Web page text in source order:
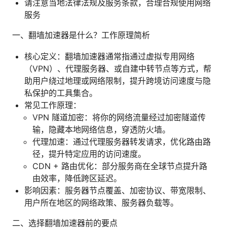
请注意当地法律法规及服务条款，合理合规使用网络
服务
一、翻墙加速器是什么？工作原理简析
核心定义：翻墙加速器通常指通过虚拟专用网络
（VPN）、代理服务器、或自建中转节点等方式，帮
助用户绕过地理或网络限制，提升跨境访问速度与隐
私保护的工具集合。
常见工作原理：
VPN 隧道加密：将你的网络流量经过加密隧道传
输，隐藏本地网络信息，穿透防火墙。
代理加速：通过代理服务器转发请求，优化路由路
径，提升特定应用的访问速度。
CDN + 路由优化：部分服务商在全球节点提升路
由效率，降低跨区延迟。
影响因素：服务器节点覆盖、加密协议、带宽限制、
用户所在地区的网络政策、服务器负载等。
二、选择翻墙加速器前的要点